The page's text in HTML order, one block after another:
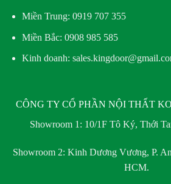
Miền Trung: 0919 707 355
Miền Bắc: 0908 985 585
Kinh doanh:
CÔNG TY CỔ PHẦN NỘI THẤT
Showroom 1: 10/1F Tô Ký, Thới
Showroom 2: Kinh Dương Vương, P.
HCM.